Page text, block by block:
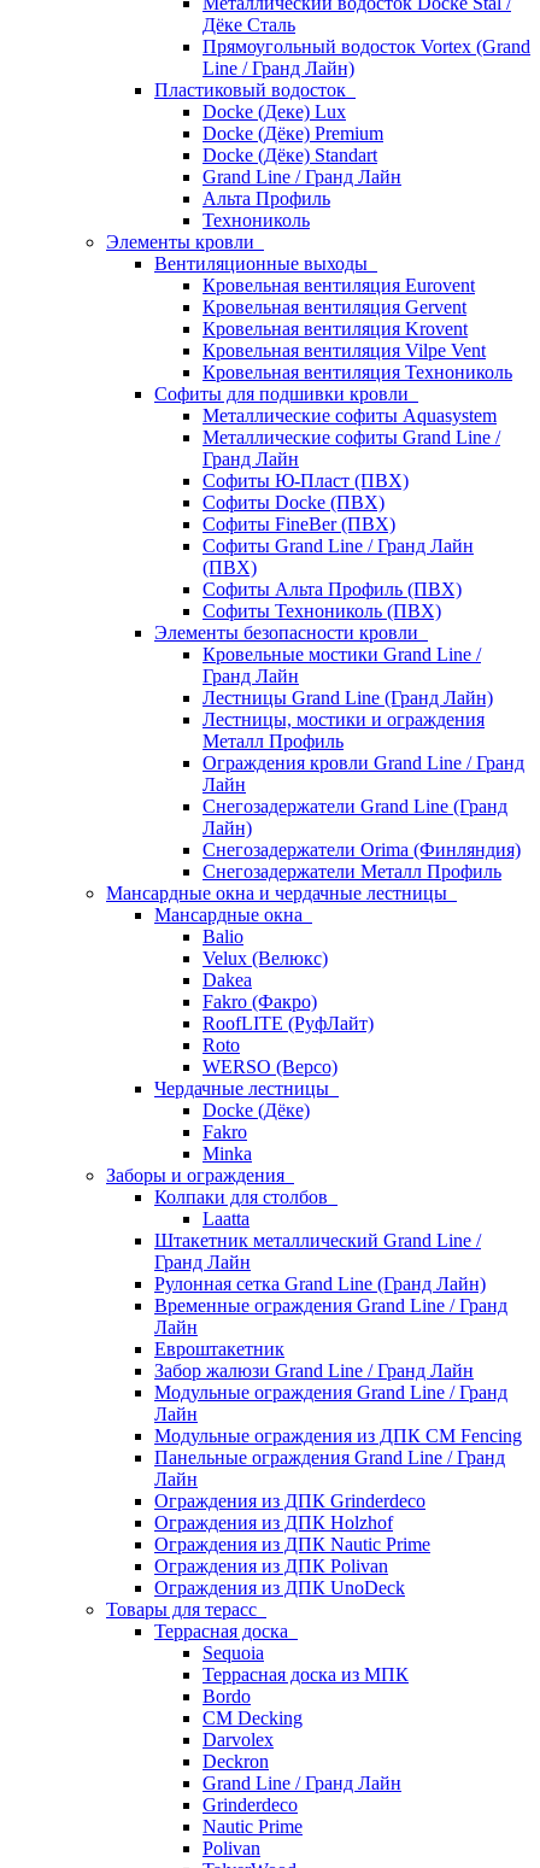
Дёке Сталь
Прямоугольный водосток Vortex (Grand
Line / Гранд Лайн)
Пластиковый водосток
Docke (Деке) Lux
Docke (Дёке) Premium
Docke (Дёке) Standart
Grand Line / Гранд Лайн
Альта Профиль
Технониколь
Элементы кровли
Вентиляционные выходы
Кровельная вентиляция Eurovent
Кровельная вентиляция Gervent
Кровельная вентиляция Krovent
Кровельная вентиляция Vilpe Vent
Кровельная вентиляция Технониколь
Cофиты для подшивки кровли
Металлические софиты Aquasystem
Металлические софиты Grand Line /
Гранд Лайн
Софиты Ю-Пласт (ПВХ)
Софиты Docke (ПВХ)
Софиты FineBer (ПВХ)
Софиты Grand Line / Гранд Лайн
(ПВХ)
Софиты Альта Профиль (ПВХ)
Софиты Технониколь (ПВХ)
Элементы безопасности кровли
Кровельные мостики Grand Line /
Гранд Лайн
Лестницы Grand Line (Гранд Лайн)
Лестницы, мостики и ограждения
Металл Профиль
Ограждения кровли Grand Line / Гранд
Лайн
Снегозадержатели Grand Line (Гранд
Лайн)
Снегозадержатели Orima (Финляндия)
Снегозадержатели Металл Профиль
Мансардные окна и чердачные лестницы
Мансардные окна
Balio
Velux (Велюкс)
Dakea
Fakro (Факро)
RoofLITE (РуфЛайт)
Roto
WERSO (Версо)
Чердачные лестницы
Docke (Дёке)
Fakro
Minka
Заборы и ограждения
Колпаки для столбов
Laatta
Штакетник металлический Grand Line /
Гранд Лайн
Рулонная сетка Grand Line (Гранд Лайн)
Временные ограждения Grand Line / Гранд
Лайн
Евроштакетник
Забор жалюзи Grand Line / Гранд Лайн
Модульные ограждения Grand Line / Гранд
Лайн
Модульные ограждения из ДПК CM Fencing
Панельные ограждения Grand Line / Гранд
Лайн
Ограждения из ДПК Grinderdeco
Ограждения из ДПК Holzhof
Ограждения из ДПК Nautic Prime
Ограждения из ДПК Polivan
Ограждения из ДПК UnoDeck
Товары для терасс
Террасная доска
Sequoia
Террасная доска из МПК
Bordo
CM Decking
Darvolex
Deckron
Grand Line / Гранд Лайн
Grinderdeco
Nautic Prime
Polivan